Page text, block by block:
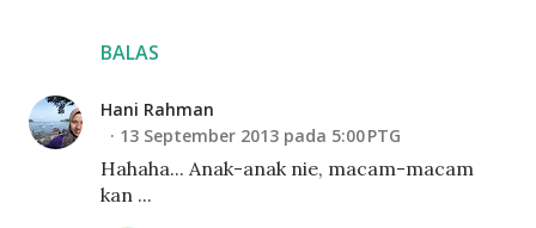
BALAS
Hani Rahman
13 September 2013 pada 5:00 PTG
Hahaha... Anak-anak nie, macam-macam
kan ...